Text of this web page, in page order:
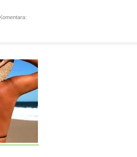
Komentara: